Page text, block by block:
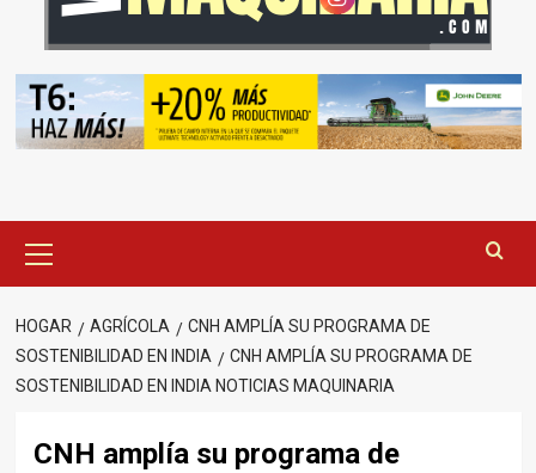
principal
HOGAR AGRÍCOLA
CNH AMPLÍA SU PROGRAMA DE
SOSTENIBILIDAD EN INDIA
CNH AMPLÍA SU PROGRAMA DE
SOSTENIBILIDAD EN INDIA NOTICIAS MAQUINARIA
CNH amplía su programa de